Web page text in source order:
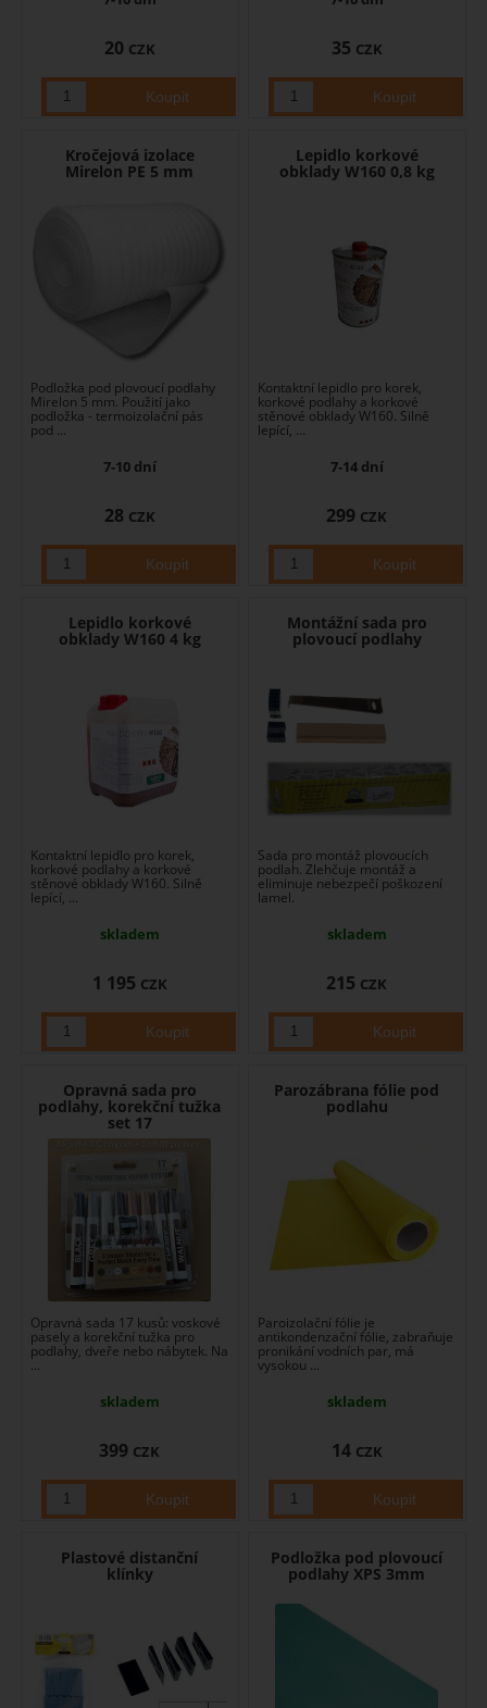
20 CZK 35 CZK
Kročejová izolace
Mirelon PE 5 mm
Podložka pod plovoucí podlahy
Mirelon 5 mm. Použití jako
podložka - termoizolační pás
pod ...
7-10 dní
28 CZK
Lepidlo korkové
obklady W160 0,8 kg
Kontaktní lepidlo pro korek,
korkové podlahy a korkové
stěnové obklady W160. Silně
lepící, ...
7-14 dní
299 CZK
Lepidlo korkové
obklady W160 4 kg
Kontaktní lepidlo pro korek,
korkové podlahy a korkové
stěnové obklady W160. Silně
lepící, ...
skladem
1 195 CZK
Montážní sada pro
plovoucí podlahy
Sada pro montáž plovoucích
podlah. Zlehčuje montáž a
eliminuje nebezpečí poškození
lamel.
skladem
215 CZK
Opravná sada pro
podlahy, korekční tužka
set 17
Opravná sada 17 kusů: voskové
pasely a korekční tužka pro
podlahy, dveře nebo nábytek. Na
...
skladem
399 CZK
Parozábrana fólie pod
podlahu
Paroizolační fólie je
antikondenzační fólie, zabraňuje
pronikání vodních par, má
vysokou ...
skladem
14 CZK
Plastové distanční
klínky
Podložka pod plovoucí
podlahy XPS 3mm